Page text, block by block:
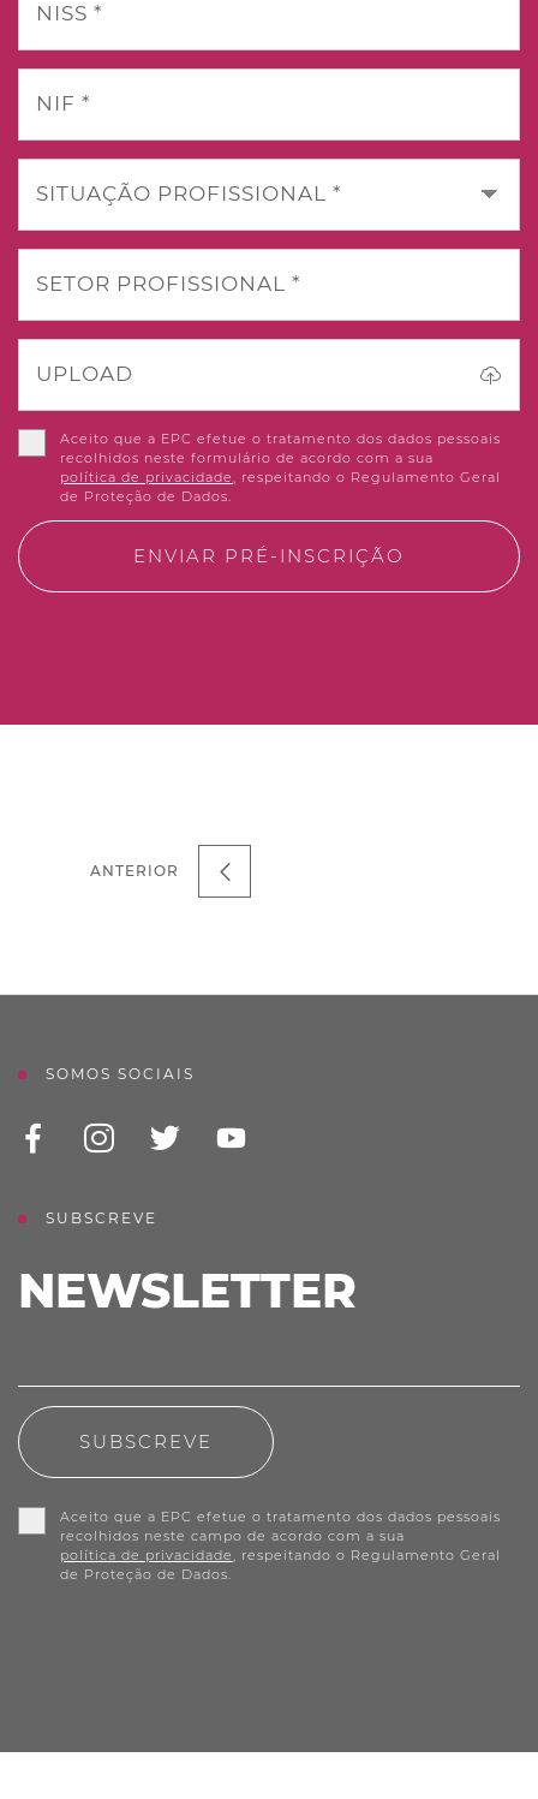
NISS *
NIF *
SITUAÇÃO PROFISSIONAL *
SETOR PROFISSIONAL *
UPLOAD
Aceito que a EPC efetue o tratamento dos dados pessoais
recolhidos neste formulário de acordo com a sua
política de privacidade, respeitando o Regulamento Geral
de Proteção de Dados.
ENVIAR PRÉ-INSCRIÇÃO
ANTERIOR
SOMOS SOCIAIS
SUBSCREVE
NEWSLETTER
SUBSCREVE
Aceito que a EPC efetue o tratamento dos dados pessoais
recolhidos neste campo de acordo com a sua
política de privacidade , respeitando o Regulamento Geral
de Proteção de Dados.